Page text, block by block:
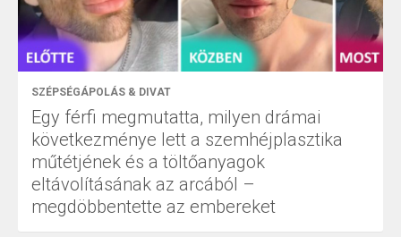
SZÉPSÉGÁPOLÁS & DIVAT
Egy férfi megmutatta, milyen drámai
következménye lett a szemhéjplasztika
műtétjének és a töltőanyagok
eltávolításának az arcából –
megdöbbentette az embereket